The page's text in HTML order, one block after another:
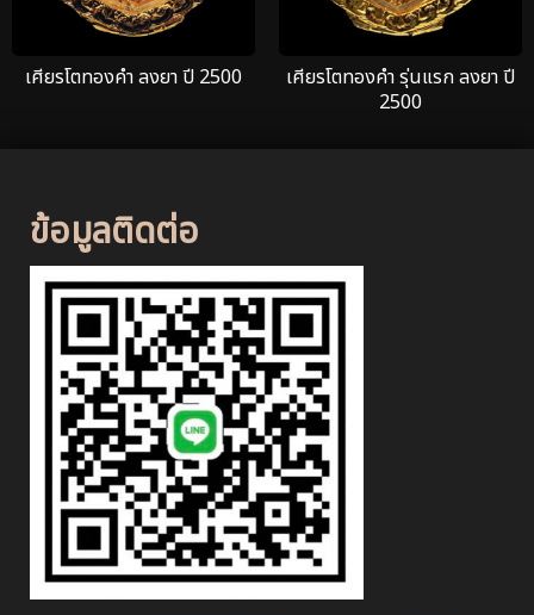
เศียรโตทองคำ ลงยา ปี 2500
เศียรโตทองคำ รุ่นแรก ลงยา ปี
2500
ข้อมูลติดต่อ